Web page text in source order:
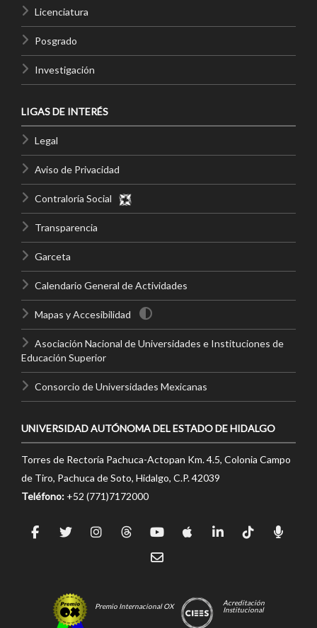
Licenciatura
Posgrado
Investigación
LIGAS DE INTERÉS
Legal
Aviso de Privacidad
Contraloría Social
Transparencia
Garceta
Calendario General de Actividades
Mapas y Accesibilidad
Asociación Nacional de Universidades e Instituciones de
Educación Superior
Consorcio de Universidades Mexicanas
UNIVERSIDAD AUTÓNOMA DEL ESTADO DE HIDALGO
Torres de Rectoría Pachuca-Actopan Km. 4.5, Colonia Campo
de Tiro, Pachuca de Soto, Hidalgo, C.P. 42039
Teléfono: +52 (771)7172000
Premio Internacional OX
Acreditación
Institucional